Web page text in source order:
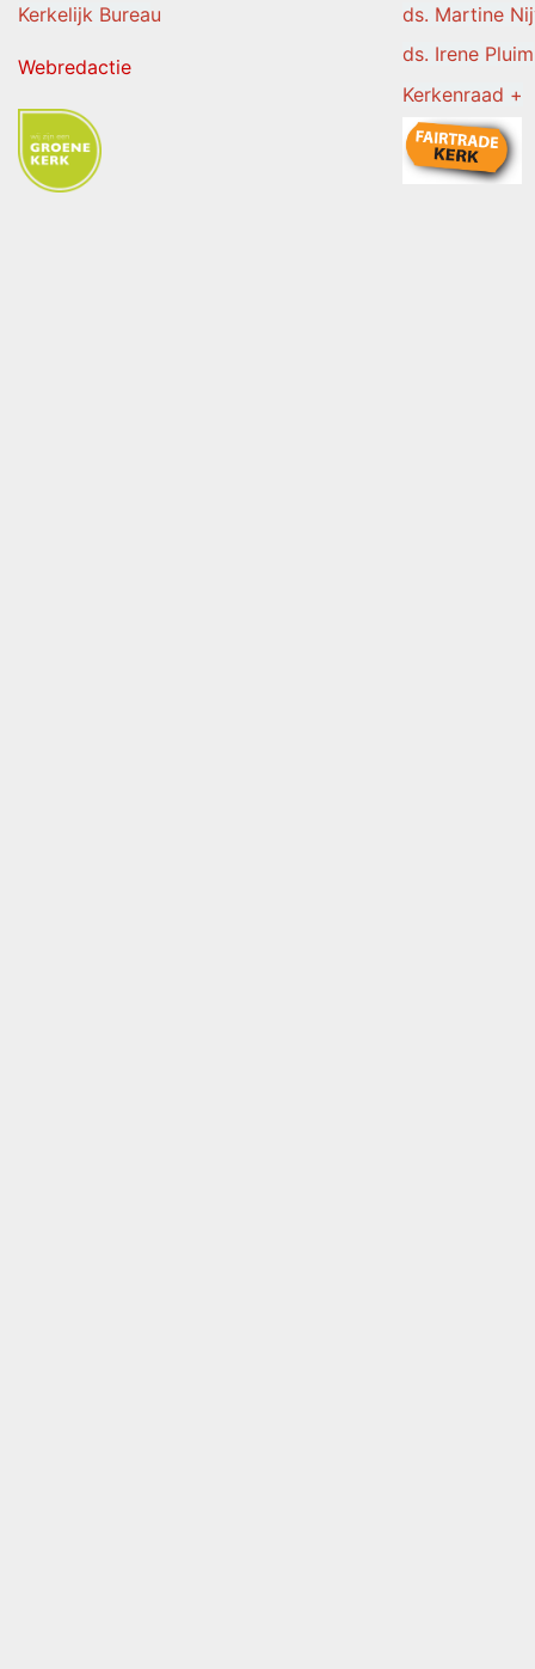
Kerkelijk Bureau ds. Martine
Webredactie
ds. Irene Pluim
Kerkenraad +